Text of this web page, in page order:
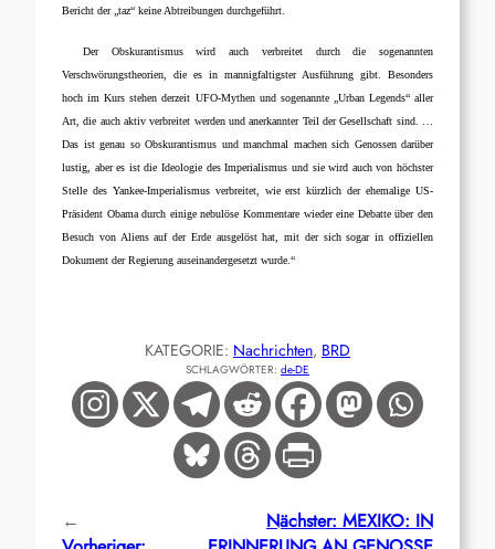
Bericht der „taz“ keine Abtreibungen durchgeführt.
Der Obskurantismus wird auch verbreitet durch die sogenannten
Verschwörungstheorien, die es in mannigfaltigster Ausführung gibt. Besonders
hoch im Kurs stehen derzeit UFO-Mythen und sogenannte „Urban Legends“ aller
Art, die auch aktiv verbreitet werden und anerkannter Teil der Gesellschaft sind. …
Das ist genau so Obskurantismus und manchmal machen sich Genossen darüber
lustig, aber es ist die Ideologie des Imperialismus und sie wird auch von höchster
Stelle des Yankee-Imperialismus verbreitet, wie erst kürzlich der ehemalige US-
Präsident Obama durch einige nebulöse Kommentare wieder eine Debatte über den
Besuch von Aliens auf der Erde ausgelöst hat, mit der sich sogar in offiziellen
Dokument der Regierung auseinandergesetzt wurde.“
KATEGORIE: Nachrichten, BRD
SCHLAGWÖRTER: de-DE
←
Nächster: MEXIKO: IN